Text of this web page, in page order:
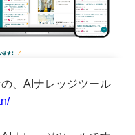
、AIナレッジツール